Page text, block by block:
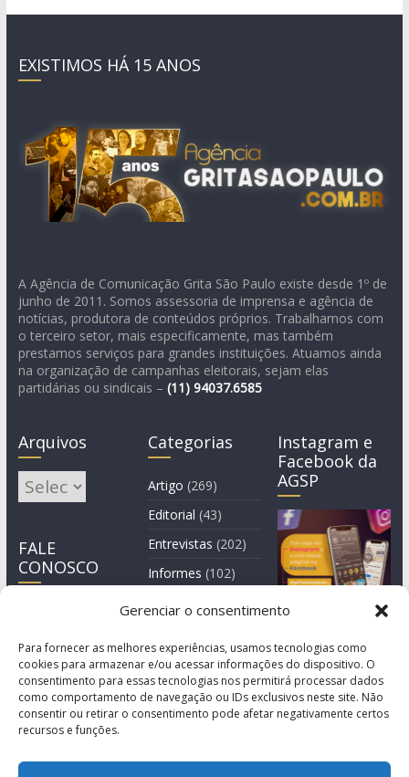
Gerenciar o consentimento
Para fornecer as melhores experiências, usamos tecnologias como
cookies para armazenar e/ou acessar informações do dispositivo. O
consentimento para essas tecnologias nos permitirá processar dados
como comportamento de navegação ou IDs exclusivos neste site. Não
consentir ou retirar o consentimento pode afetar negativamente certos
recursos e funções.
EXISTIMOS HÁ 15 ANOS
A Agência de Comunicação Grita São Paulo existe desde 1º de
junho de 2011. Somos assessoria de imprensa e agência de
notícias, produtora de conteúdos próprios. Trabalhamos com
o terceiro setor, mais especificamente, mas também
prestamos serviços para grandes instituições. Atuamos ainda
na organização de campanhas eleitorais, sejam elas
partidárias ou sindicais – (11) 94037.6585
Arquivos
Arquivos
FALE
CONOSCO
Categorias
Artigo (269)
Editorial (43)
Entrevistas (202)
Informes (102)
Instagram e
Facebook da
AGSP